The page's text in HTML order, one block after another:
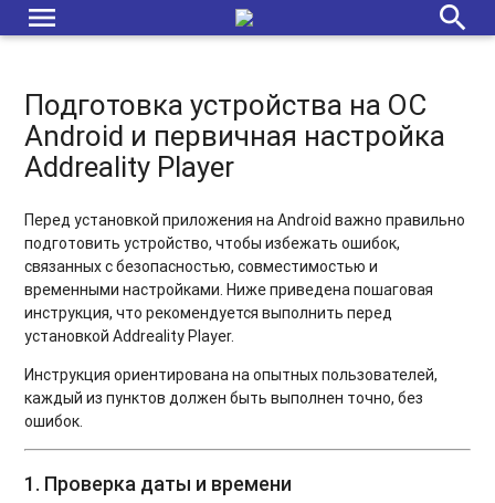
menu search
Подготовка устройства на ОС
Android и первичная настройка
Addreality Player
Перед установкой приложения на Android важно правильно
подготовить устройство, чтобы избежать ошибок,
связанных с безопасностью, совместимостью и
временными настройками. Ниже приведена пошаговая
инструкция, что рекомендуется выполнить перед
установкой Addreality Player.
Инструкция ориентирована на опытных пользователей,
каждый из пунктов должен быть выполнен точно, без
ошибок.
1. Проверка даты и времени